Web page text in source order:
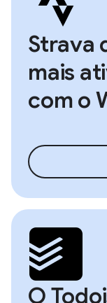
Strava
mais
com o
O